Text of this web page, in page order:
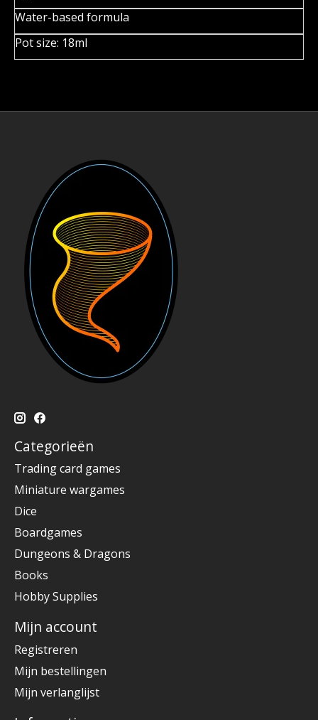
Water-based formula
Pot size: 18ml
Categorieën
Trading card games
Miniature wargames
Dice
Boardgames
Dungeons & Dragons
Books
Hobby Supplies
Mijn account
Registreren
Mijn bestellingen
Mijn verlanglijst